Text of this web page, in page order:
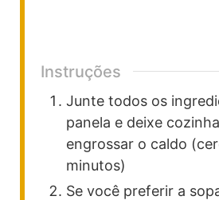
Instruções
Junte todos os
panela e deixe
engrossar o caldo
minutos)
Se você preferir a